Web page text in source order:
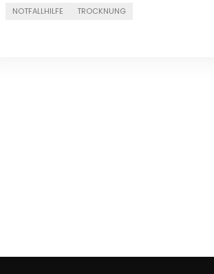
NOTFALLHILFE TROCKNUNG